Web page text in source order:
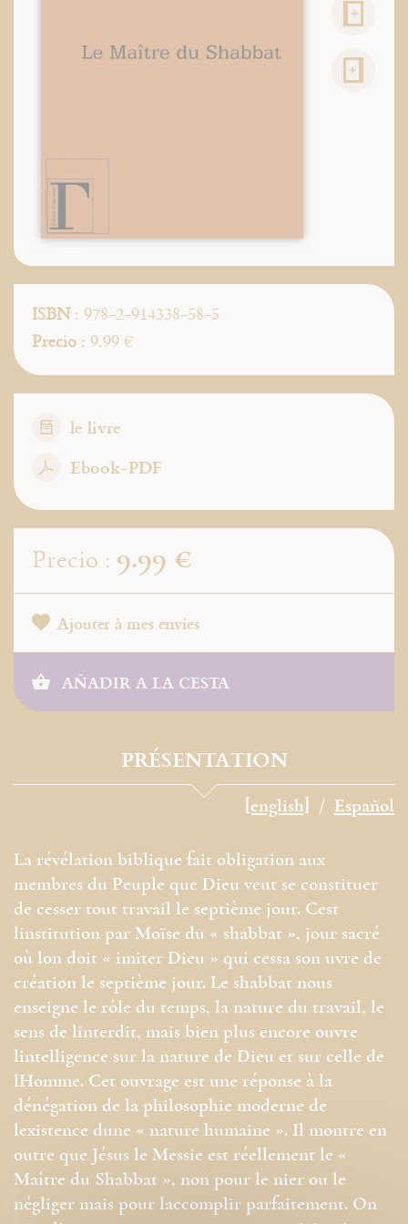
ISBN: 978-2-914338-58-5
Precio : 9.99 €
le livre
Ebook-PDF
Precio : 9.99 €
Ajouter à mes envies
AÑADIR A LA CESTA
PRÉSENTATION
[english] Español
La révélation biblique fait obligation aux
membres du Peuple que Dieu veut se constituer
de cesser tout travail le septième jour. Cest
linstitution par Moïse du « shabbat », jour sacré
où lon doit « imiter Dieu » qui cessa son uvre de
création le septième jour. Le shabbat nous
enseigne le rôle du temps, la nature du travail, le
sens de linterdit, mais bien plus encore ouvre
lintelligence sur la nature de Dieu et sur celle de
lHomme. Cet ouvrage est une réponse à la
dénégation de la philosophie moderne de
lexistence dune « nature humaine ». Il montre en
outre que Jésus le Messie est réellement le «
Maître du Shabbat », non pour le nier ou le
négliger mais pour laccomplir parfaitement. On